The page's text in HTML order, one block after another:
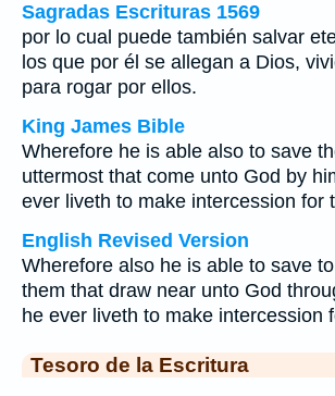
Sagradas Escrituras 1569
por lo cual puede también salvar
los que por él se allegan a Dios,
para rogar por ellos.
King James Bible
Wherefore he is able also to save
uttermost that come unto God by
ever liveth to make intercession for
English Revised Version
Wherefore also he is able to save
them that draw near unto God
he ever liveth to make intercession
Tesoro de la Escritura